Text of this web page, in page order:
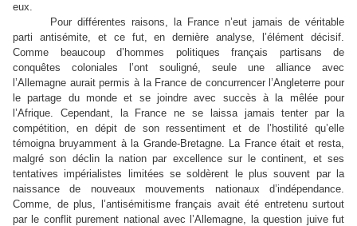
eux.
Pour différentes raisons, la France n’eut jamais de véritable
parti antisémite, et ce fut, en dernière analyse, l’élément décisif.
Comme beaucoup d’hommes politiques français partisans de
conquêtes coloniales l’ont souligné, seule une alliance avec
l’Allemagne aurait permis à la France de concurrencer l’Angleterre pour
le partage du monde et se joindre avec succès à la mêlée pour
l’Afrique. Cependant, la France ne se laissa jamais tenter par la
compétition, en dépit de son ressentiment et de l’hostilité qu’elle
témoigna bruyamment à la Grande-Bretagne. La France était et resta,
malgré son déclin la nation par excellence sur le continent, et ses
tentatives impérialistes limitées se soldèrent le plus souvent par la
naissance de nouveaux mouvements nationaux d’indépendance.
Comme, de plus, l’antisémitisme français avait été entretenu surtout
par le conflit purement national avec l’Allemagne, la question juive fut